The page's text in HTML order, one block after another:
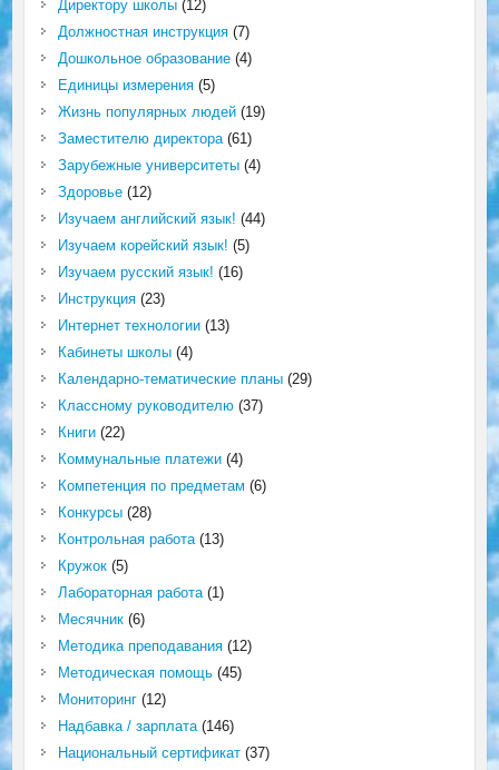
Директору школы(12)
Должностная инструкция(7)
Дошкольное образование(4)
Единицы измерения(5)
Жизнь популярных людей(19)
Заместителю директора(61)
Зарубежные университеты(4)
Здоровье(12)
Изучаем английский язык! (44)
Изучаем корейский язык! (5)
Изучаем русский язык! (16)
Инструкция(23)
Интернет технологии(13)
Кабинеты школы(4)
Календарно-тематические планы(29)
Классному руководителю(37)
Книги(22)
Коммунальные платежи(4)
Компетенция по предметам (6)
Конкурсы(28)
Контрольная работа(13)
Кружок(5)
Лабораторная работа(1)
Месячник(6)
Методика преподавания(12)
Методическая помощь(45)
Мониторинг(12)
Надбавка / зарплата(146)
Национальный сертификат(37)